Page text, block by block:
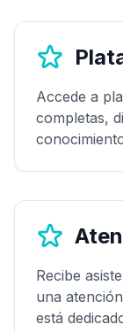
Accede a
completas,
Recibe
una
está